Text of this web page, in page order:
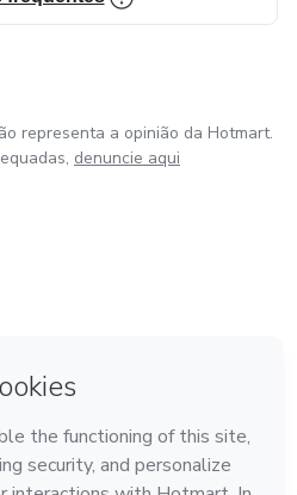
representa a opinião da Hotmart.
denuncie aqui